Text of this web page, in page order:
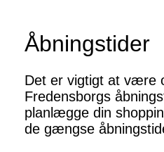
Åbningstider
Det er vigtigt at være
Fredensborgs
planlægge din
de gængse